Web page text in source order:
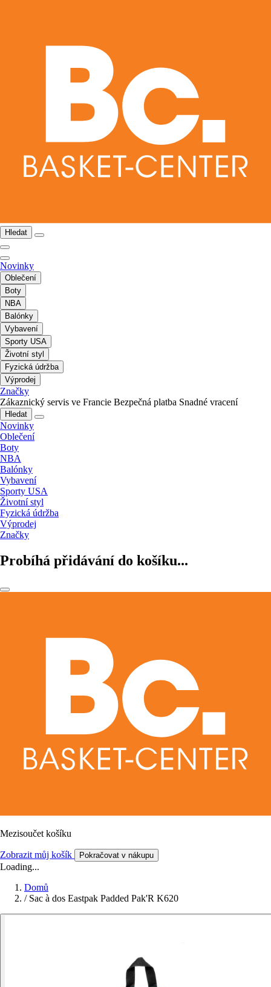
Hledat
Novinky
Oblečení
Boty
NBA
Balónky
Vybavení
Sporty USA
Životní styl
Fyzická údržba
Výprodej
Značky
Zákaznický servis ve Francie Bezpečná platba Snadné vracení
Hledat
Novinky
Oblečení
Boty
NBA
Balónky
Vybavení
Sporty USA
Životní styl
Fyzická údržba
Výprodej
Značky
Probíhá přidávání do košíku...
Mezisoučet košíku
Zobrazit můj košík Pokračovat v nákupu
Loading...
Domů
/ Sac à dos Eastpak Padded Pak'R K620